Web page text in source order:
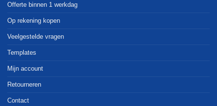
Offerte binnen 1 werkdag
Op rekening kopen
Veelgestelde vragen
Templates
Mijn account
Retourneren
Contact